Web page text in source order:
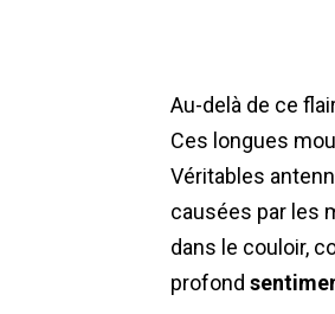
Au-delà de ce
Ces longues
Véritables
causées par les
dans le couloir,
profond